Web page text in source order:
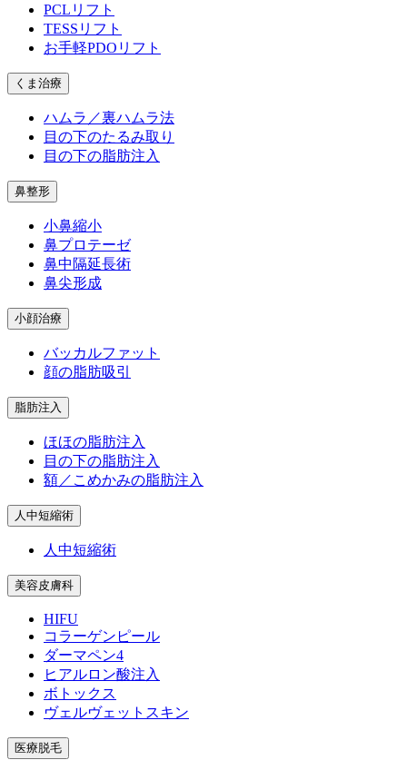
PCLリフト
TESSリフト
お手軽PDOリフト
くま治療
ハムラ／裏ハムラ法
目の下のたるみ取り
目の下の脂肪注入
鼻整形
小鼻縮小
鼻プロテーゼ
鼻中隔延長術
鼻尖形成
小顔治療
バッカルファット
顔の脂肪吸引
脂肪注入
ほほの脂肪注入
目の下の脂肪注入
額／こめかみの脂肪注入
人中短縮術
人中短縮術
美容皮膚科
HIFU
コラーゲンピール
ダーマペン4
ヒアルロン酸注入
ボトックス
ヴェルヴェットスキン
医療脱毛